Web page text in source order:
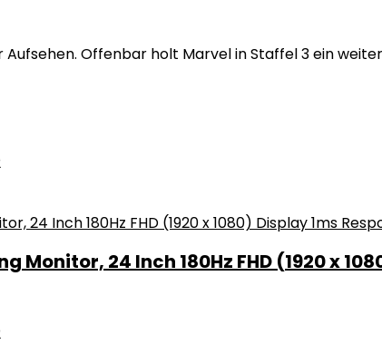
Aufsehen. Offenbar holt Marvel in Staffel 3 ein
24 Inch 180Hz FHD (1920 x